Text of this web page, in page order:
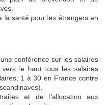
la santé pour les étrangers en
conférence sur les salaires
le haut tous les salaires
1 à 30 en France contre
et de l'allocation aux